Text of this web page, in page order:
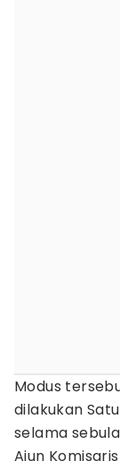
Modus
dilakukan
selama
Ajun